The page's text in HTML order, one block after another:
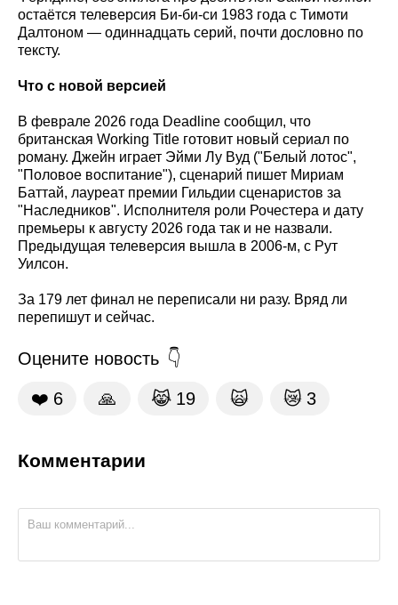
остаётся телеверсия Би-би-си 1983 года с Тимоти
Далтоном — одиннадцать серий, почти дословно по
тексту.
Что с новой версией
В феврале 2026 года Deadline сообщил, что
британская Working Title готовит новый сериал по
роману. Джейн играет Эйми Лу Вуд ("Белый лотос",
"Половое воспитание"), сценарий пишет Мириам
Баттай, лауреат премии Гильдии сценаристов за
"Наследников". Исполнителя роли Рочестера и дату
премьеры к августу 2026 года так и не назвали.
Предыдущая телеверсия вышла в 2006-м, с Рут
Уилсон.
За 179 лет финал не переписали ни разу. Вряд ли
перепишут и сейчас.
Оцените новость
❤️ 6 🙏 😹 19 🙀 😿 3
Комментарии